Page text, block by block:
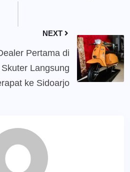
NEXT
Pertama di
Langsung
ke Sidoarjo